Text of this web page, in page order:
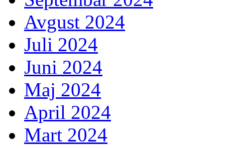
Avgust 2024
Juli 2024
Juni 2024
Maj 2024
April 2024
Mart 2024